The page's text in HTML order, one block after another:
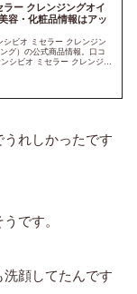
ラー クレンジングオイ
容・化粧品情報はアッ
シビオ ミセラー クレンジン
グ）の公式商品情報。口コ
シビオ ミセラー クレンジン
れしかったです
です。
顔してたんです